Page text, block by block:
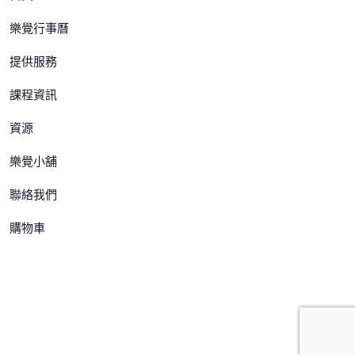
樂覺行事曆
提供服務
課程資訊
資源
樂覺小舖
聯絡我們
購物車